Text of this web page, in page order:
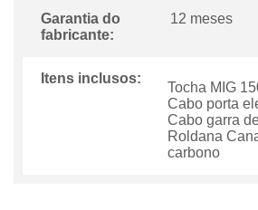
Garantia do
fabricante:
12 meses
Itens inclusos:
Tocha MIG
Cabo porta
Cabo garra
Roldana
carbono